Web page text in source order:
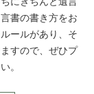
書の書き方をお
ールがあり、そ
すので、ぜひプ
。